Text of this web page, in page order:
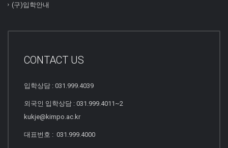
(구)입학안내
CONTACT US
입학상담 : 031.999.4039
외국인 입학상담 : 031.999.4011~2
kukje@kimpo.ac.kr
대표번호 : 031.999.4000